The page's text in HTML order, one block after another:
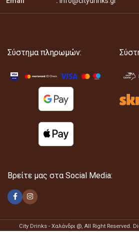
Σύστημα πληρωμών:
Βρείτε μας στα Social Media:
City Drinks - Χαλάνδρι @, All Right Reserved.